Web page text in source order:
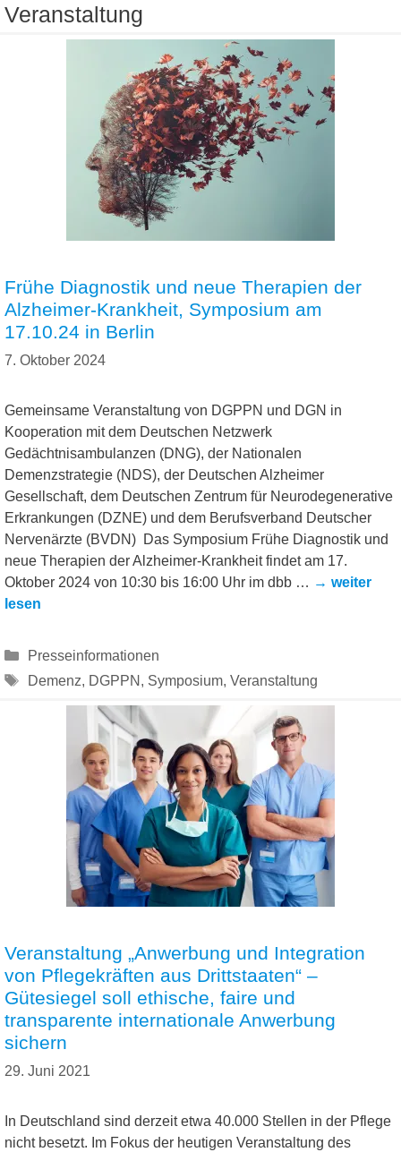
Veranstaltung
Frühe Diagnostik und neue Therapien der
Alzheimer-Krankheit, Symposium am
17.10.24 in Berlin
7. Oktober 2024
Gemeinsame Veranstaltung von DGPPN und DGN in
Kooperation mit dem Deutschen Netzwerk
Gedächtnisambulanzen (DNG), der Nationalen
Demenzstrategie (NDS), der Deutschen Alzheimer
Gesellschaft, dem Deutschen Zentrum für Neurodegenerative
Erkrankungen (DZNE) und dem Berufsverband Deutscher
Nervenärzte (BVDN) Das Symposium Frühe Diagnostik und
neue Therapien der Alzheimer-Krankheit findet am 17.
Oktober 2024 von 10:30 bis 16:00 Uhr im dbb … → weiter
lesen
Kategorien
Presseinformationen
Schlagwörter
Demenz, DGPPN , Symposium, Veranstaltung
Veranstaltung „Anwerbung und Integration
von Pflegekräften aus Drittstaaten“ –
Gütesiegel soll ethische, faire und
transparente internationale Anwerbung
sichern
29. Juni 2021
In Deutschland sind derzeit etwa 40.000 Stellen in der Pflege
nicht besetzt. Im Fokus der heutigen Veranstaltung des